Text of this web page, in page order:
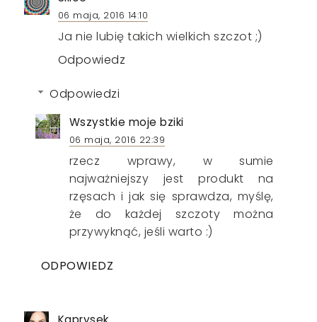
06 maja, 2016 14:10
Ja nie lubię takich wielkich szczot ;)
Odpowiedz
Odpowiedzi
Wszystkie moje bziki
06 maja, 2016 22:39
rzecz wprawy, w sumie
najważniejszy jest produkt na
rzęsach i jak się sprawdza, myślę,
że do każdej szczoty można
przywyknąć, jeśli warto :)
ODPOWIEDZ